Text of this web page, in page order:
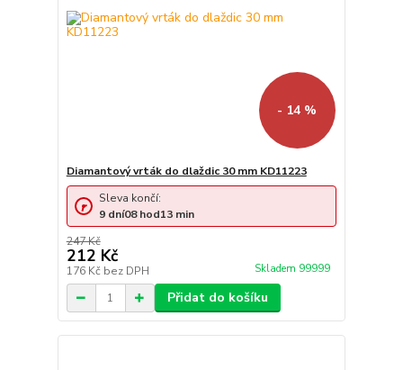
- 14 %
Diamantový vrták do dlaždic 30 mm KD11223
247 Kč
212 Kč
176 Kč bez DPH Skladem 99999
Sleva končí:
9 dní08hod13 min
Přidat do košíku